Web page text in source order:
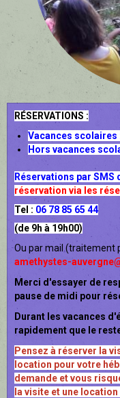
RÉSERVATIONS :
Vacances scolaires
Hors vacances
Réservations par SMS
réservation via les
Tel : 06 78 85 65 44
(de 9h à 19h00)
Ou par mail (traitement
amethystes-
Merci d'essayer de
pause de midi pour
Durant les vacances
rapidement que le
Pensez à réserver la
location pour votre
demande et vous
la visite et une location